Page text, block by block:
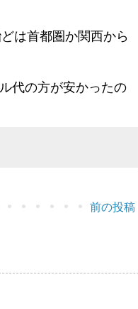
は首都圏か関西から
代の方が安かったの
前の投稿